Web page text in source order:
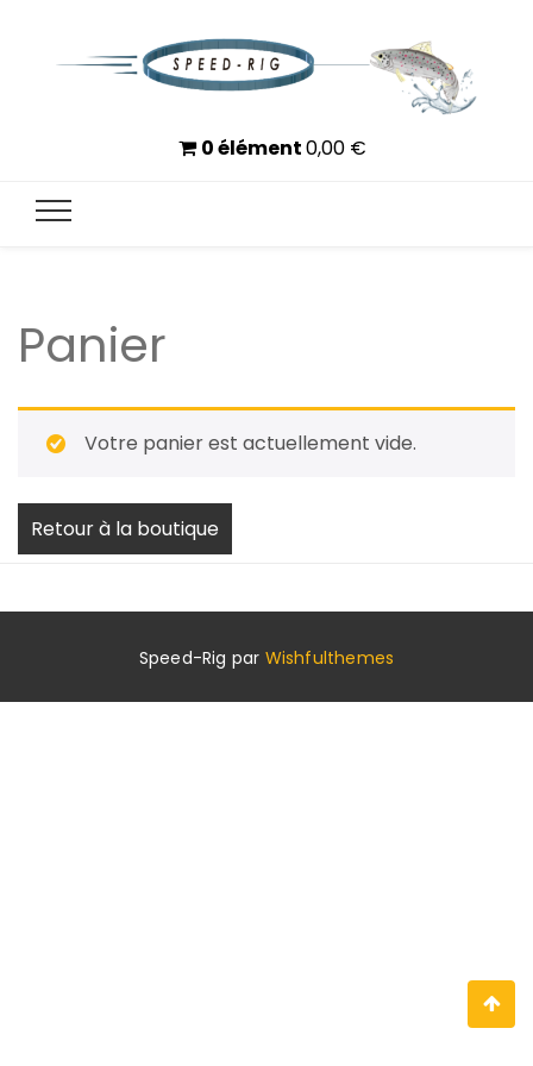
Speed-Rig
Moins de temps à monter, plus de temps à pêcher
0 élément0,00 €
Panier
Votre panier est actuellement vide.
Retour à la boutique
Speed-Rig par Wishfulthemes